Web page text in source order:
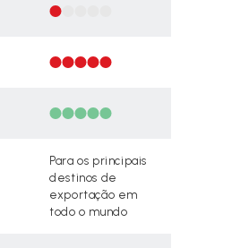
Para os principais
destinos de
exportação em
todo o mundo